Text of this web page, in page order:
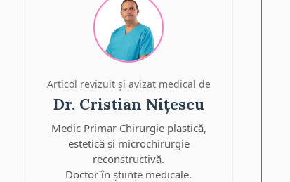
Articol revizuit și avizat medical de
Dr. Cristian Nițescu
Medic Primar Chirurgie plastică,
estetică și microchirurgie
reconstructivă.
Doctor în științe medicale.